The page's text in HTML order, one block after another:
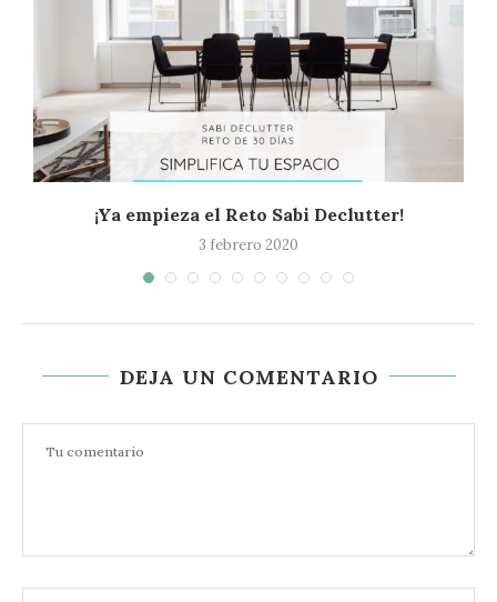
¡Ya empieza el Reto Sabi Declutter!
3 febrero 2020
DEJA UN COMENTARIO